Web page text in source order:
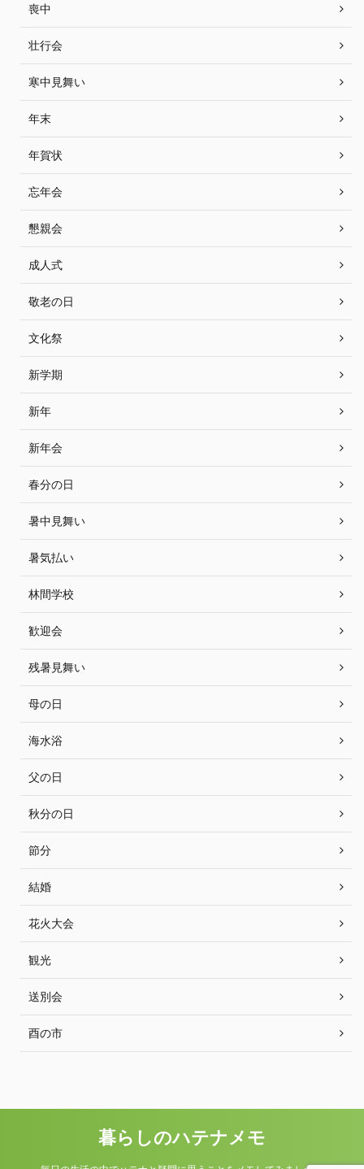
喪中
壮行会
寒中見舞い
年末
年賀状
忘年会
懇親会
成人式
敬老の日
文化祭
新学期
新年
新年会
春分の日
暑中見舞い
暑気払い
林間学校
歓迎会
残暑見舞い
母の日
海水浴
父の日
秋分の日
節分
結婚
花火大会
観光
送別会
酉の市
暮らしのハテナメモ